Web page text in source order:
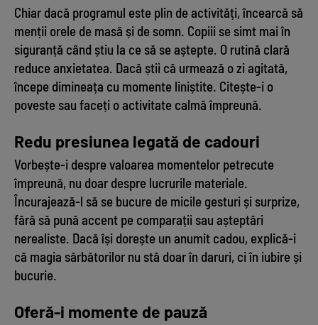
Chiar dacă programul este plin de activități, încearcă să
menții orele de masă și de somn. Copiii se simt mai în
siguranță când știu la ce să se aștepte. O rutină clară
reduce anxietatea. Dacă știi că urmează o zi agitată,
începe dimineața cu momente liniștite. Citește-i o
poveste sau faceți o activitate calmă împreună.
Redu presiunea legată de cadouri
Vorbește-i despre valoarea momentelor petrecute
împreună, nu doar despre lucrurile materiale.
Încurajează-l să se bucure de micile gesturi și surprize,
fără să pună accent pe comparații sau așteptări
nerealiste. Dacă își dorește un anumit cadou, explică-i
că magia sărbătorilor nu stă doar în daruri, ci în iubire și
bucurie.
Oferă-i momente de pauză